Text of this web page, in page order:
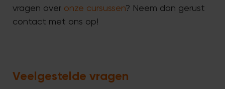
vragen over onze cursussen? Neem dan gerust
contact met ons op!
Veelgestelde vragen